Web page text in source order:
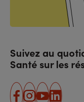
Suivez au
Santé sur les